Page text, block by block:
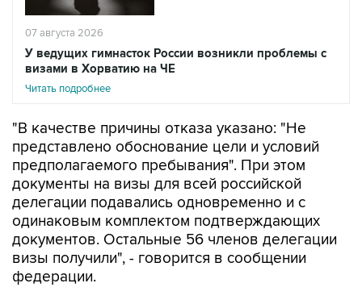
07 августа 2026
У ведущих гимнасток России возникли проблемы с
визами в Хорватию на ЧЕ
Читать подробнее
"В качестве причины отказа указано: "Не
представлено обоснование цели и условий
предполагаемого пребывания". При этом
документы на визы для всей российской
делегации подавались одновременно и с
одинаковым комплектом подтверждающих
документов. Остальные 56 членов делегации
визы получили", - говорится в сообщении
федерации.